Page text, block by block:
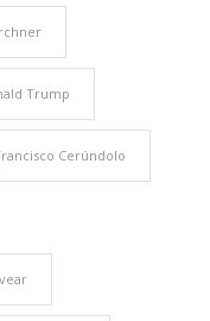
Trump
Cerúndolo